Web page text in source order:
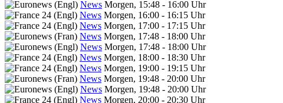
News Morgen, 15:48 - 16:00 Uhr
News Morgen, 16:00 - 16:15 Uhr
News Morgen, 17:00 - 17:15 Uhr
News Morgen, 17:48 - 18:00 Uhr
News Morgen, 17:48 - 18:00 Uhr
News Morgen, 18:00 - 18:30 Uhr
News Morgen, 19:00 - 19:15 Uhr
News Morgen, 19:48 - 20:00 Uhr
News Morgen, 19:48 - 20:00 Uhr
News Morgen, 20:00 - 20:30 Uhr